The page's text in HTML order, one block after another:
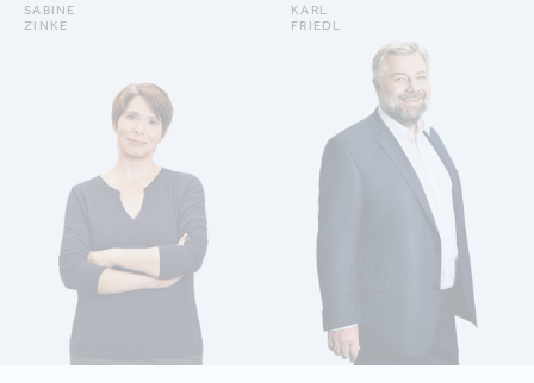
DETAILS ANZEIGEN
SABINE
ZINKE
DETAILS ANZEIGEN
KARL
FRIEDL